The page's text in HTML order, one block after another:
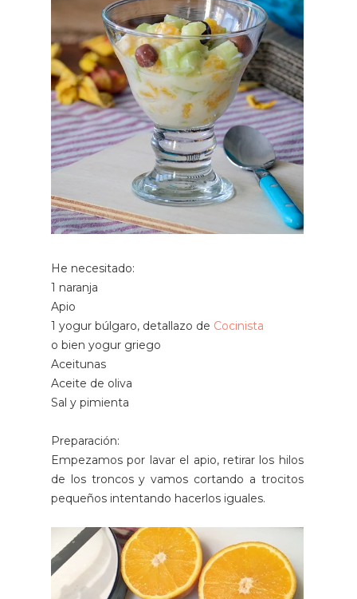
He necesitado:
1 naranja
Apio
1 yogur búlgaro, detallazo de Cocinista
o bien yogur griego
Aceitunas
Aceite de oliva
Sal y pimienta
Preparación:
Empezamos por lavar el apio, retirar los hilos
de los troncos y vamos cortando a trocitos
pequeños intentando hacerlos iguales.